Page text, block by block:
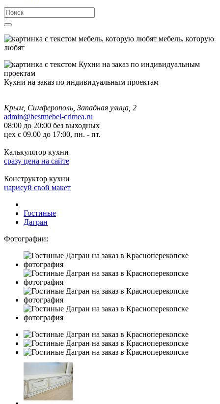
мебель, которую
любят
Кухни на заказ по индивидуальным проектам
Крым, Симферополь, Западная улица, 2
admin@bestmebel-crimea.ru
08:00 до 20:00 без выходных
цех с 09.00 до 17:00, пн. - пт.
Калькулятор кухни
сразу цена на сайте
Конструктор кухни
нарисуй свой макет
Гостиные
Дагран
Фотографии: